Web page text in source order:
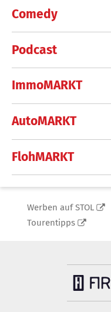
Comedy
Podcast
ImmoMARKT
AutoMARKT
FlohMARKT
Werben auf STOL
Tourentipps